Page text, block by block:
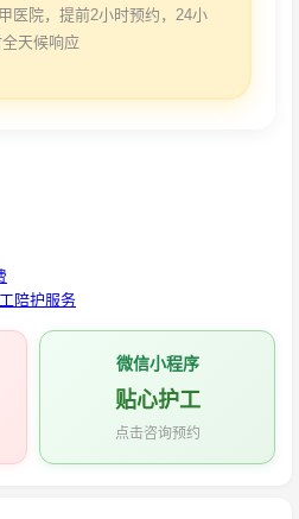
医院，提前2小时预约，24小
全天候响应
陪护服务
微信小程序
贴心护工
点击咨询预约